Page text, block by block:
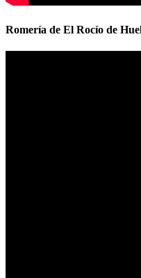
Romería de El Rocío de